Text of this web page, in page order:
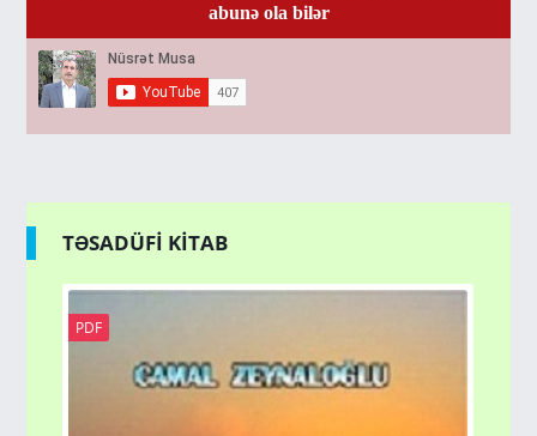
abunə ola bilər
TƏSADÜFİ KİTAB
PDF